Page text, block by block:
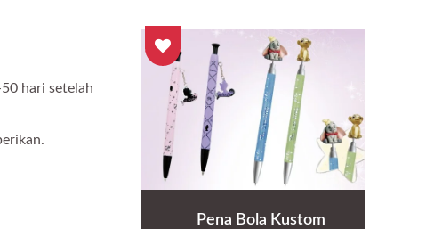
hari setelah
Pena Bola Kustom